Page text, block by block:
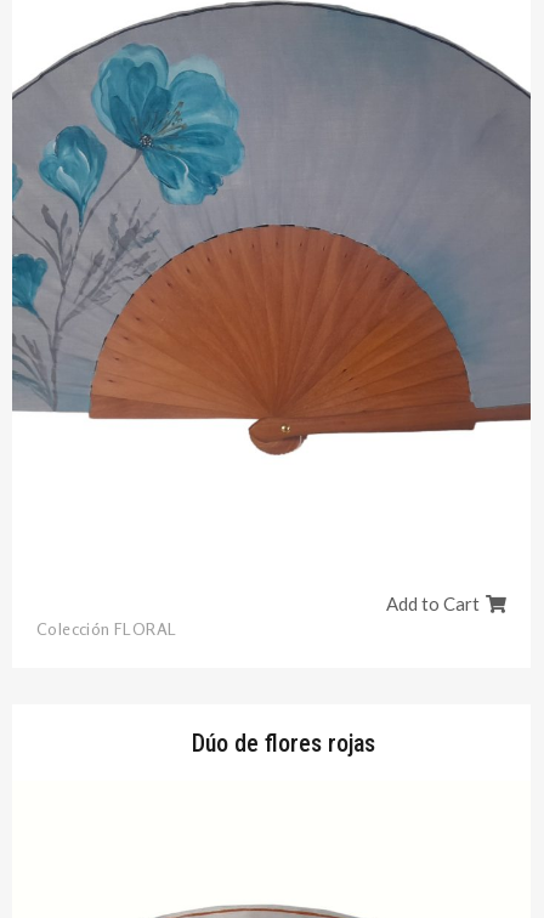
Add to Cart
Colección FLORAL
Dúo de flores rojas